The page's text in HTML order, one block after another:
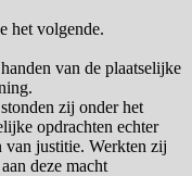
het volgende.
van de plaatselijke
zij onder het
opdrachten echter
van justitie. Werkten zij
deze macht